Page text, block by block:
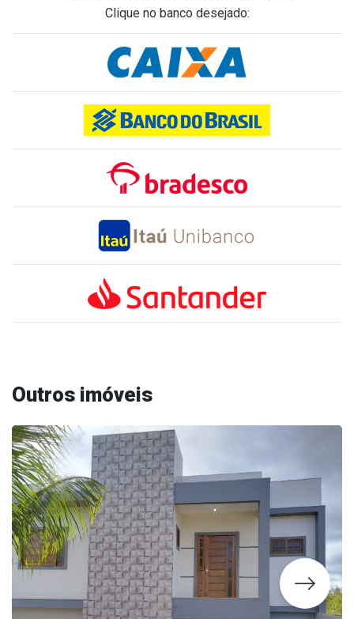
Clique no banco desejado:
Outros imóveis